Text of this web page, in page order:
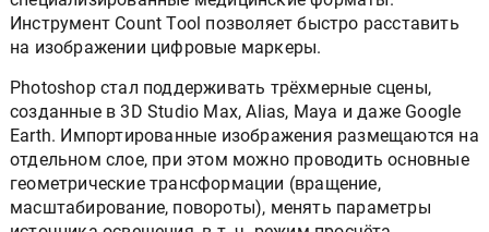
Инструмент Count Tool позволяет быстро расставить
на изображении цифровые маркеры.
Photoshop стал поддерживать трёхмерные сцены,
созданные в 3D Studio Max, Alias, Maya и даже Google
Earth. Импортированные изображения размещаются на
отдельном слое, при этом можно проводить основные
геометрические трансформации (вращение,
масштабирование, повороты), менять параметры
источника освещения, в т. ч. режим просчёта